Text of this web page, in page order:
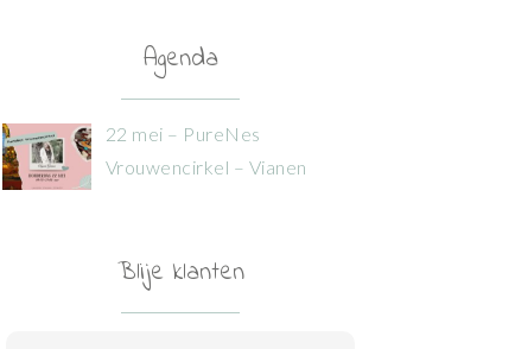
Agenda
22 mei – PureNes
Vrouwencirkel – Vianen
Blije klanten